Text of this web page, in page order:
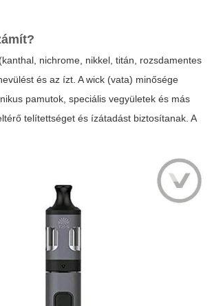
nichrome, nikkel, titán, rozsdamentes
és az ízt. A wick (vata) minősége
pamutok, speciális vegyületek és más
telítettséget és ízátadást biztosítanak. A